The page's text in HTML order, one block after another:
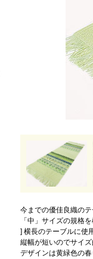
今までの優佳良織の
「中」サイズの規格
] 横長のテーブルに使
縦幅が短いのでサイ
デザインは黄緑色の